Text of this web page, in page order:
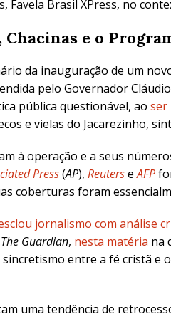
Favela Brasil XPress, no
e o
da inauguração de um
pelo Governador
pública questionável, ao ser
e vielas do Jacarezinho,
à operação e a seus
Press(AP), ReuterseAFP
coberturas foram
jornalismo com análise
The Guardian, nesta matéria na
sincretismo entre a fé cristã e o
uma tendência de